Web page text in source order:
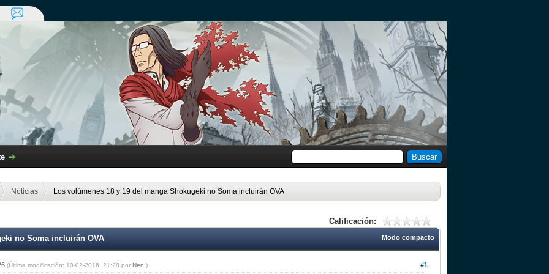
Noticias Los volúmenes 18 y 19 del manga Shokugeki no Soma incluirán OVA
Calificación:
Modo compacto
no Soma incluirán OVA
#1
(Última modificación: 10-02-2016, 21:28 porNen .)